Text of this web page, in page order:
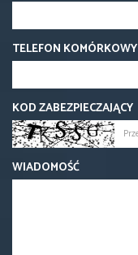
TELEFON KOMÓRKOWY
KOD ZABEZPIECZAJĄCY
WIADOMOŚĆ